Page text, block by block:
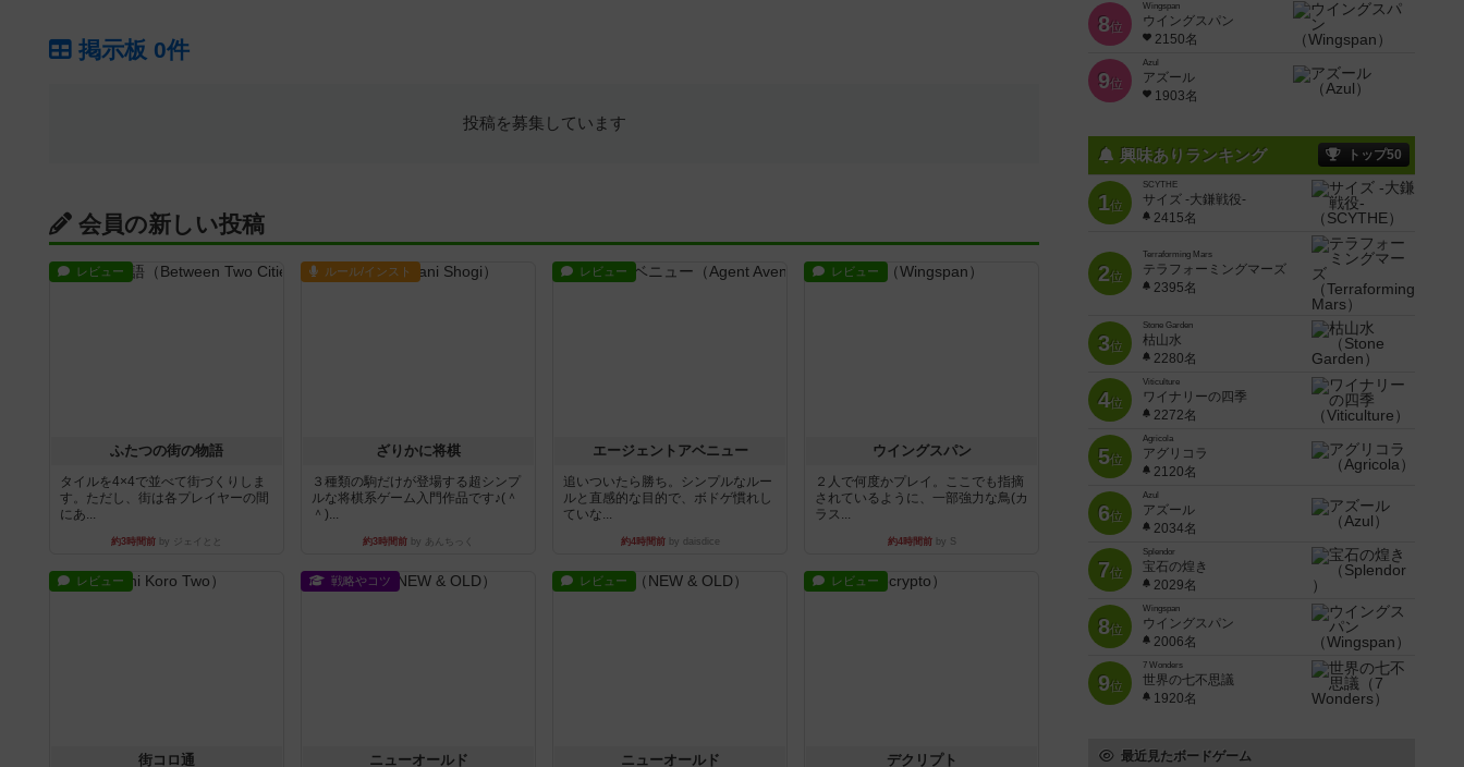
掲示板 0件
投稿を募集しています
会員の新しい投稿
レビュー
ふたつの街の物語
タイルを4×4で並べて街づくりしま
す。ただし、街は各プレイヤーの間
にあ...
約3時間前 by ジェイとと
ルール/インスト
ざりかに将棋
３種類の駒だけが登場する超シンプ
ルな将棋系ゲーム入門作品です♪(＾
＾)...
約3時間前 by あんちっく
レビュー
エージェントアベニュー
追いついたら勝ち。シンプルなルー
ルと直感的な目的で、ボドゲ慣れし
ていな...
約4時間前by daisdice
レビュー
ウイングスパン
２人で何度かプレイ。ここでも指摘
されているように、一部強力な鳥(カ
ラス...
約4時間前by S
レビュー
街コロ通
戦略やコツ
ニューオールド
レビュー
ニューオールド
レビュー
デクリプト
8位
Wingspan
ウイングスパン
2150名
9位
Azul
アズール
1903名
興味ありランキング トップ50
1位
SCYTHE
サイズ -大鎌戦役-
2415名
2位
Terraforming Mars
テラフォーミングマーズ
2395名
3位
Stone Garden
枯山水
2280名
4位
Viticulture
ワイナリーの四季
2272名
5位
Agricola
アグリコラ
2120名
6位
Azul
アズール
2034名
7位
Splendor
宝石の煌き
2029名
8位
Wingspan
ウイングスパン
2006名
9位
7 Wonders
世界の七不思議
1920名
最近見たボードゲーム